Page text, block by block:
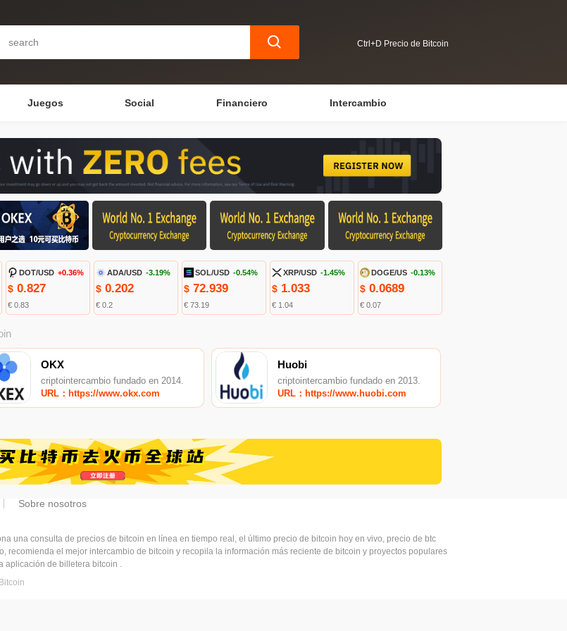
Ctrl+D Precio de Bitcoin
Juegos Social Financiero Intercambio
DOT/USD +0.36%
$0.827
€ 0.83
ADA/USD -3.19%
$0.202
€ 0.2
SOL/USD -0.54%
$ 72.939
€ 73.19
XRP/USD -1.45%
$ 1.033
€ 1.04
DOGE/US -0.13%
$ 0.0689
€ 0.07
OKX
criptointercambio fundado en 2014.
URL：https://www.okx.com
Huobi
criptointercambio fundado en 2013.
URL：https://www.huobi.com
Sobre nosotros
una consulta de precios de bitcoin en línea en tiempo real, el último precio de bitcoin hoy en vivo, precio de btc
recomienda el mejor intercambio de bitcoin y recopila la información más reciente de bitcoin y proyectos populares
aplicación de billetera bitcoin .